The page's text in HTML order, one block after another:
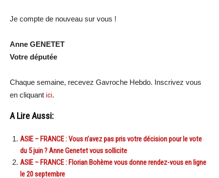
Je compte de nouveau sur vous !
Anne GENETET
Votre députée
Chaque semaine, recevez Gavroche Hebdo. Inscrivez vous
en cliquant ici.
A Lire Aussi:
ASIE – FRANCE : Vous n’avez pas pris votre décision pour le vote
du 5 juin ? Anne Genetet vous sollicite
ASIE – FRANCE : Florian Bohème vous donne rendez-vous en ligne
le 20 septembre